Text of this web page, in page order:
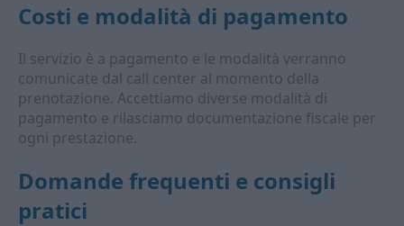
Costi e modalità di pagamento
Il servizio è a pagamento e le modalità verranno
comunicate dal call center al momento della
prenotazione. Accettiamo diverse modalità di
pagamento e rilasciamo documentazione fiscale per
ogni prestazione.
Domande frequenti e consigli
pratici